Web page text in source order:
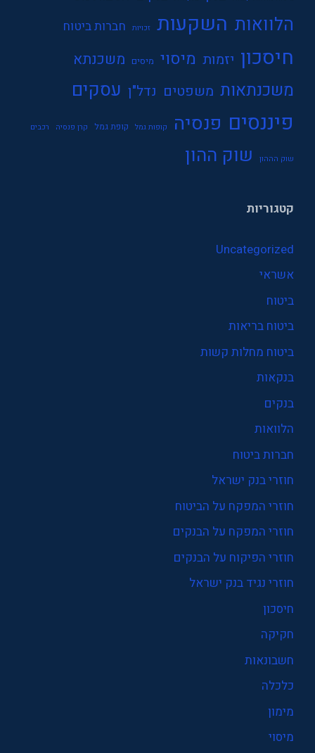
הלוואות השקעות זכויות חברות ביטוח
חיסכון יזמות מיסוי מיסים משכנתא
משכנתאות משפטים נדל"ן עסקים
פיננסים פנסיה קופות גמל קופת גמל קרן פנסיה רכבים
שוק הההון שוק ההון
קטגוריות
Uncategorized
אשראי
ביטוח
ביטוח בריאות
ביטוח מחלות קשות
בנקאות
בנקים
הלוואות
חברות ביטוח
חוזרי בנק ישראל
חוזרי המפקח על הביטוח
חוזרי המפקח על הבנקים
חוזרי הפיקוח על הבנקים
חוזרי נגיד בנק ישראל
חיסכון
חקיקה
חשבונאות
כלכלה
מימון
מיסוי